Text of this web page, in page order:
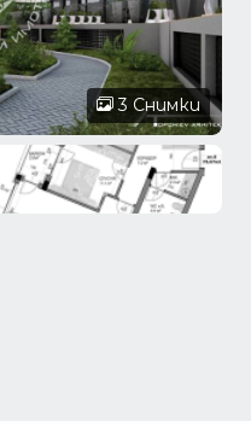
3 Снимки